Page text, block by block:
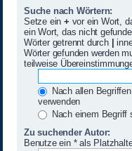
Suche nach Wörtern:
Setze ein + vor ein Wort,
ein Wort, das nicht
Wörter getrennt durch |
Wörter gefunden werden
teilweise
Nach allen
verwenden
Nach einem Begriff
Zu suchender Autor:
Benutze ein * als